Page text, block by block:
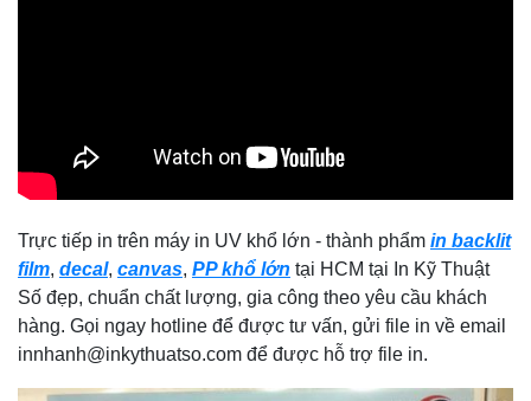
Trực tiếp in trên máy in UV khổ lớn - thành phẩm in backlit
film, decal, canvas, PP khổ lớn tại HCM tại In Kỹ Thuật
Số đẹp, chuẩn chất lượng, gia công theo yêu cầu khách
hàng. Gọi ngay hotline để được tư vấn, gửi file in về email
innhanh@inkythuatso.com để được hỗ trợ file in.